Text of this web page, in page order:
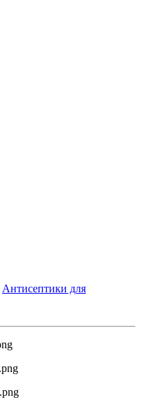
Антисептики для